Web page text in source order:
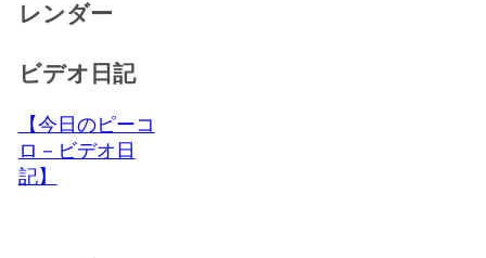
レンダー
ビデオ日記
【今日のピーコ
ロ－ビデオ日
記】